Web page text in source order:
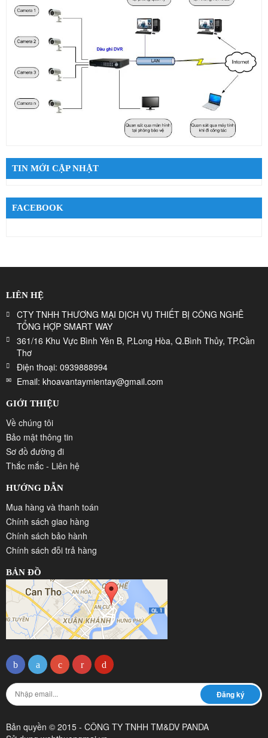
TIN MỚI CẬP NHẬT
FACEBOOK
LIÊN HỆ
CTY TNHH THƯƠNG MẠI DỊCH VỤ THIẾT BỊ CÔNG NGHÊ
TỔNG HỢP SMART WAY
361/16 Khu Vực Bình Yên B, P.Long Hòa, Q.Bình Thủy, TP.Cần
Thơ
Điện thoại: 0939888994
Email: khoavantaymientay@gmail.com
GIỚI THIỆU
Về chúng tôi
Bảo mật thông tin
Sơ đồ đường đi
Thắc mắc - Liên hệ
HƯỚNG DẪN
Mua hàng và thanh toán
Chính sách giao hàng
Chính sách bảo hành
Chính sách đỗi trả hàng
BẢN ĐỒ
Bản quyền © 2015 - CÔNG TY TNHH TM&DV PANDA